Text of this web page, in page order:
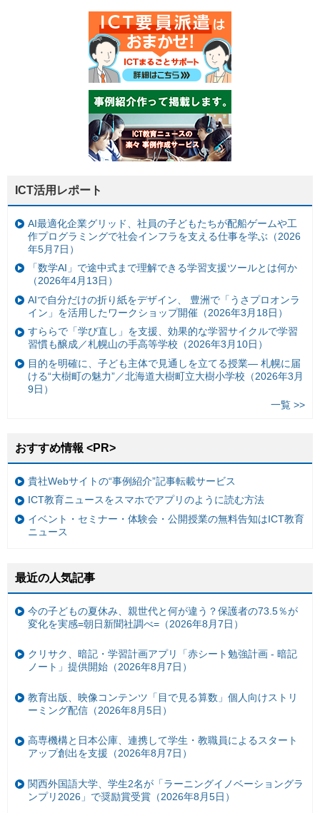
ICT活用レポート
AI最適化企業グリッド、社員の子どもたちが配船ゲームや工
作プログラミングで社会インフラを支える仕事を学ぶ（2026
年5月7日）
「数学AI」で途中式まで理解できる学習支援ツールとは何か
（2026年4月13日）
AIで自分だけの折り紙をデザイン、 豊洲で「うさプロオンラ
イン」を活用したワークショップ開催（2026年3月18日）
すららで「学び直し」を支援、効果的な学習サイクルで学習
習慣も醸成／札幌山の手高等学校（2026年3月10日）
目的を明確に、子ども主体で見通しを立てる授業— 札幌に届
ける“大樹町の魅力”／北海道大樹町立大樹小学校（2026年3月
9日）
一覧 >>
おすすめ情報 <PR>
貴社Webサイトの“事例紹介”記事転載サービス
ICT教育ニュースをスマホでアプリのように読む方法
イベント・セミナー・体験会・公開授業の無料告知はICT教育
ニュース
最近の人気記事
今の子どもの夏休み、親世代と何が違う？保護者の73.5％が
変化を実感=朝日新聞社調べ=（2026年8月7日）
クリサク、暗記・学習計画アプリ「赤シート勉強計画 - 暗記
ノート」提供開始（2026年8月7日）
教育出版、映像コンテンツ「目で見る算数」個人向けストリ
ーミング配信（2026年8月5日）
高専機構と日本公庫、連携して学生・教職員によるスタート
アップ創出を支援（2026年8月7日）
関西外国語大学、学生2名が「ラーニングイノベーショングラ
ンプリ2026」で奨励賞受賞（2026年8月5日）